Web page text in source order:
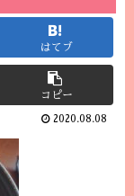
はてブ
コピー
2020.08.08